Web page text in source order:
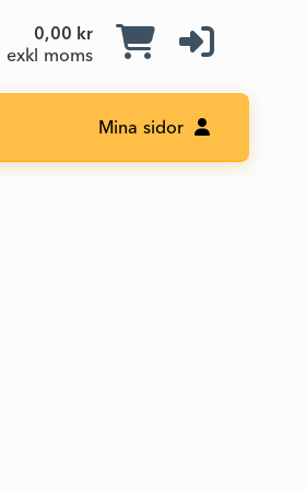
0,00 kr
exkl moms
Mina sidor